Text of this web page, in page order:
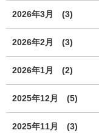
2026年3月 (3)
2026年2月 (3)
2026年1月 (2)
2025年12月 (5)
2025年11月 (3)